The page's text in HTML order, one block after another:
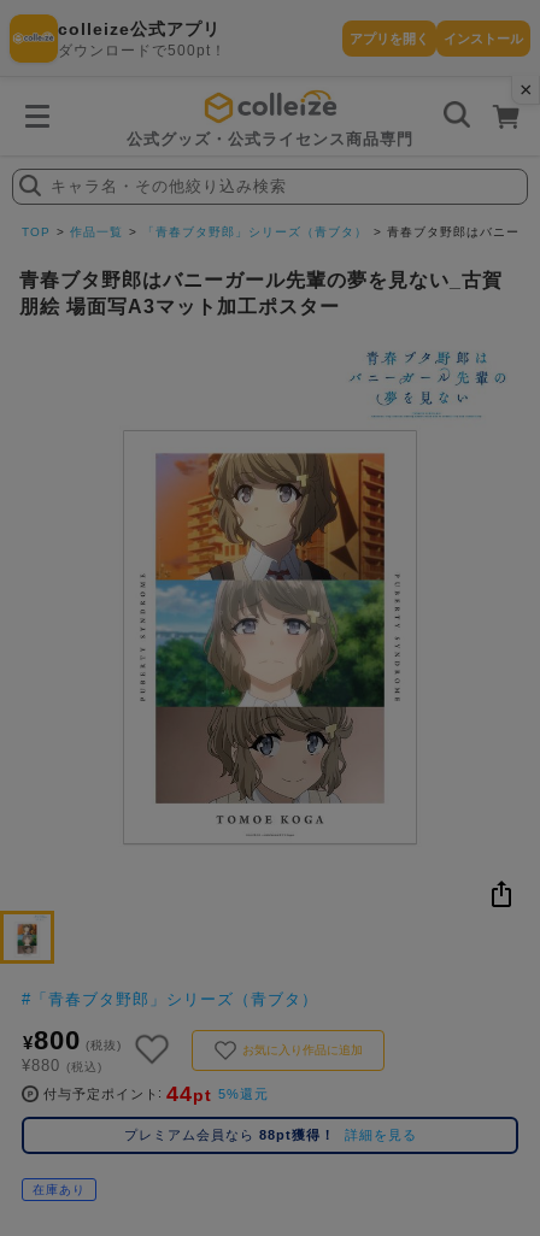
×
colleize公式アプリ
ダウンロードで500pt！
アプリを開く インストール
公式グッズ・公式ライセンス商品専門
探
す
コ
レ
イ
ズ
注
キャラ名・その他絞り込み検索
TOP 作品一覧 「青春ブタ野郎」シリーズ（青ブタ） 青春ブタ野郎はバニーガ
青春ブタ野郎はバニーガール先輩の夢を見ない_古賀
朋絵 場面写A3マット加工ポスター
# 「青春ブタ野郎」シリーズ（青ブタ）
¥800 (税抜)
¥880 (税込)
お気に入り作品に追加
付与予定ポイント 44pt 5%還元
プレミアム会員なら 88pt獲得！ 詳細を見る
在庫あり